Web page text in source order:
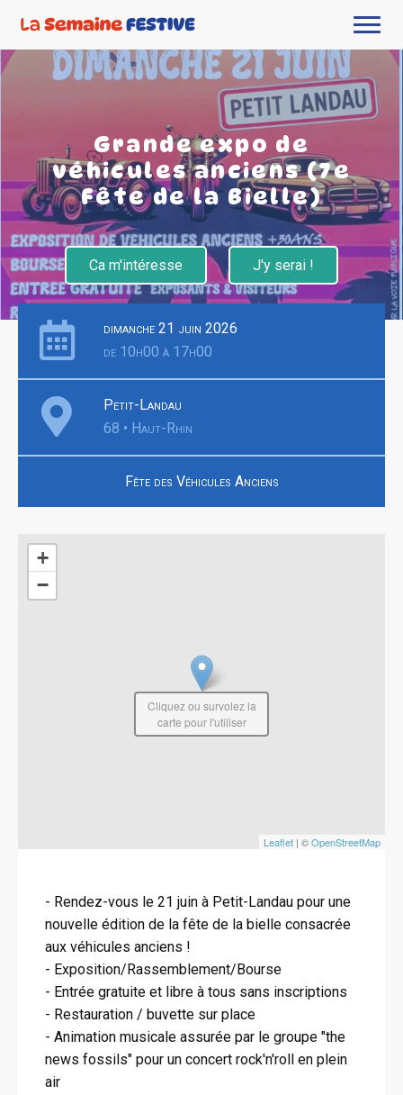
Grande expo de
véhicules anciens (7e
Fête de la Bielle)
Ca m'intéresse J'y serai !
dimanche 21 juin 2026
de 10h00 à 17h00
Petit-Landau
68 • Haut-Rhin
Fête des Véhicules Anciens
+
−
Leaflet | ©OpenStreetMap
Cliquez ou survolez la
carte pour l'utiliser
- Rendez-vous le 21 juin à Petit-Landau pour une
nouvelle édition de la fête de la bielle consacrée
aux véhicules anciens !
- Exposition/Rassemblement/Bourse
- Entrée gratuite et libre à tous sans inscriptions
- Restauration / buvette sur place
- Animation musicale assurée par le groupe "the
news fossils" pour un concert rock'n'roll en plein
air